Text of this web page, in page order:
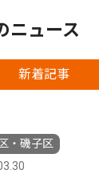
ニュース
新着記事
・磯子区